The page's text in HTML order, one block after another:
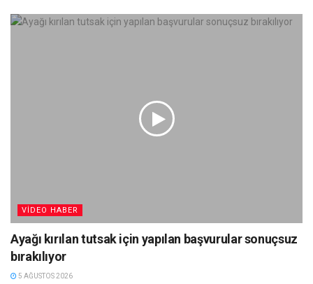
VIDEO HABER
Ayağı kırılan tutsak için yapılan başvurular sonuçsuz
bırakılıyor
5 AĞUSTOS 2026